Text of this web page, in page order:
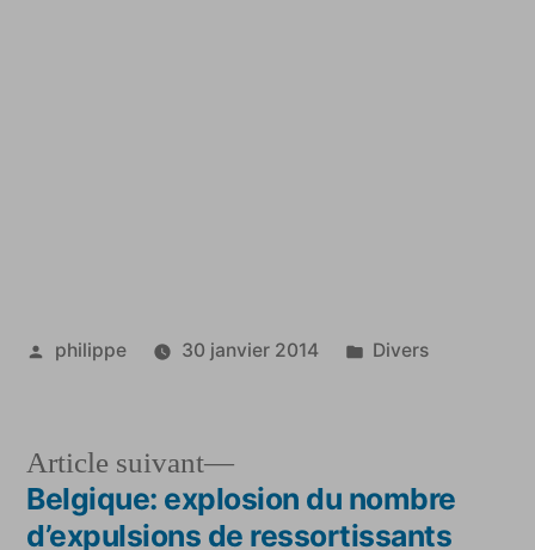
Publié
philippe 30 janvier 2014
Publié
Divers
Navigation
Article suivant
Article
suivant :
Belgique: explosion du nombre
d’expulsions de ressortissants